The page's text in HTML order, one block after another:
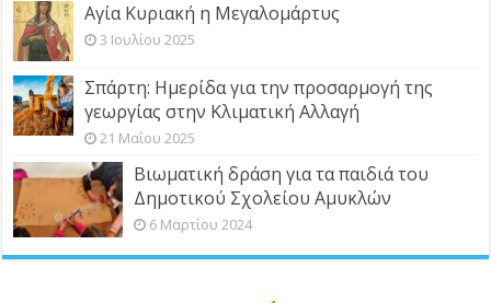
Αγία Κυριακή η Μεγαλομάρτυς
3 Ιουλίου 2025
Σπάρτη: Ημερίδα για την προσαρμογή της
γεωργίας στην Κλιματική Αλλαγή
21 Μαΐου 2025
Βιωματική δράση για τα παιδιά του
Δημοτικού Σχολείου Αμυκλών
6 Μαρτίου 2024